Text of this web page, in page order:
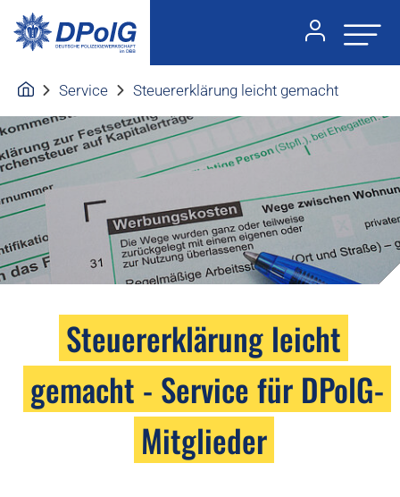
Service Steuererklärung leicht gemacht
Steuererklärung leicht
gemacht - Service für DPolG-
Mitglieder